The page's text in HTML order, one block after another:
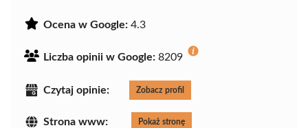
Ocena w Google: 4.3
Liczba opinii w Google: 8209
Czytaj opinie: Zobacz profil
Strona www: Pokaż stronę